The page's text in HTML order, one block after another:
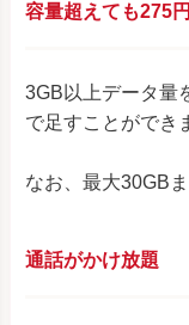
容量超えても275
3GB以上データ量
で足すことができ
なお、最大30GB
通話がかけ放題